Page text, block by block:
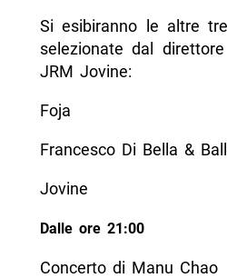
Si esibiranno le altre
selezionate dal
JRM Jovine:
Foja
Francesco Di Bella &
Jovine
Dalle ore 21:00
Concerto di Manu Chao